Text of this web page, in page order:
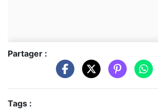
Partager :
Tags :